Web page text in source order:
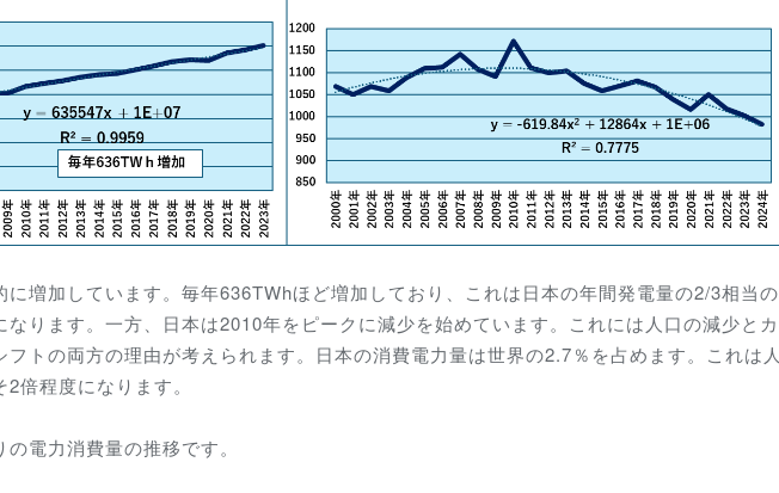
に増加しています。毎年636TWhほど増加しており、これは日本の年間発電量の2/3相当の
なります。一方、日本は2010年をピークに減少を始めています。これには人口の減少とカ
トの両方の理由が考えられます。日本の消費電力量は世界の2.7％を占めます。これは人
倍程度になります。
電力消費量の推移です。